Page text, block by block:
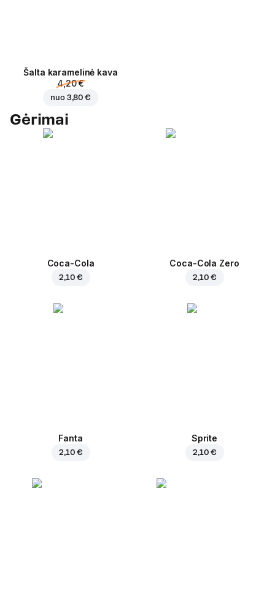
Šalta karamelinė kava
4,20 €
nuo 3,80 €
Gėrimai
Coca-Cola
2,10 €
Coca-Cola Zero
2,10 €
Fanta
2,10 €
Sprite
2,10 €